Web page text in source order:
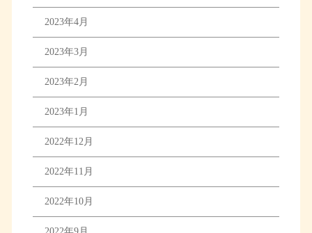
2023年4月
2023年3月
2023年2月
2023年1月
2022年12月
2022年11月
2022年10月